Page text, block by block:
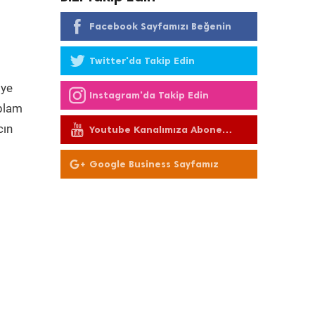
Facebook Sayfamızı Beğenin
Twitter'da Takip Edin
Instagram'da Takip Edin
Youtube Kanalımıza Abone
Olun
Google Business Sayfamız